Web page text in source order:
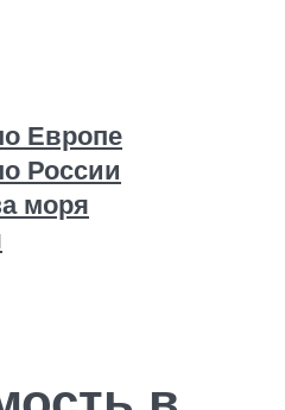
Европе
России
моря